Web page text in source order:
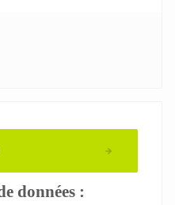
données :